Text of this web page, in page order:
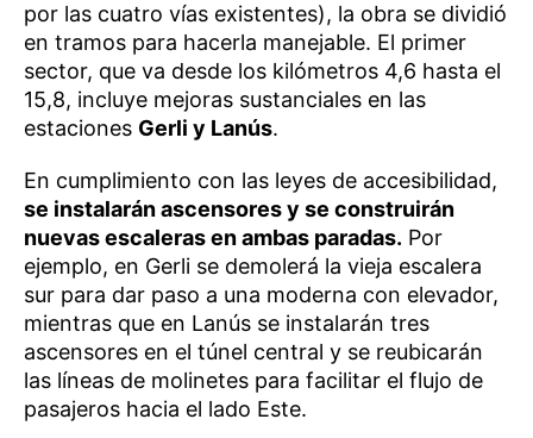
por las cuatro vías existentes), la obra se dividió
en tramos para hacerla manejable. El primer
sector, que va desde los kilómetros 4,6 hasta el
15,8, incluye mejoras sustanciales en las
estaciones Gerli y Lanús.
En cumplimiento con las leyes de accesibilidad,
se instalarán ascensores y se construirán
nuevas escaleras en ambas paradas. Por
ejemplo, en Gerli se demolerá la vieja escalera
sur para dar paso a una moderna con elevador,
mientras que en Lanús se instalarán tres
ascensores en el túnel central y se reubicarán
las líneas de molinetes para facilitar el flujo de
pasajeros hacia el lado Este.